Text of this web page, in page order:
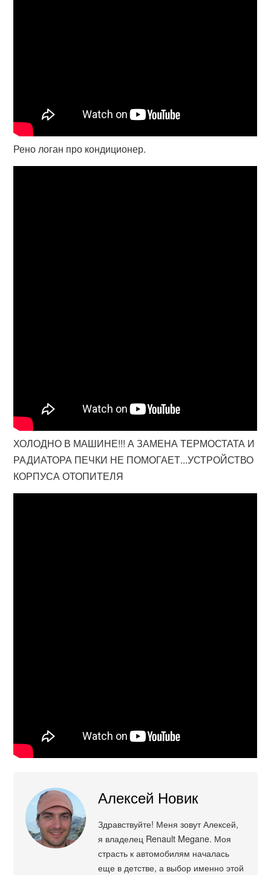
Рено логан про кондиционер.
ХОЛОДНО В МАШИНЕ!!! А ЗАМЕНА ТЕРМОСТАТА И
РАДИАТОРА ПЕЧКИ НЕ ПОМОГАЕТ...УСТРОЙСТВО
КОРПУСА ОТОПИТЕЛЯ
Алексей Новик
Здравствуйте! Меня зовут Алексей,
я владелец Renault Megane. Моя
страсть к автомобилям началась
еще в детстве, а выбор именно этой